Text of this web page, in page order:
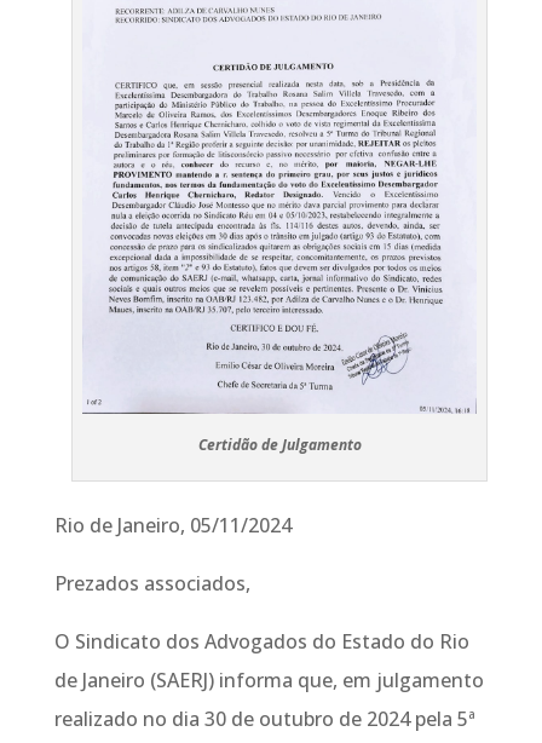
Certidão de Julgamento
Rio de Janeiro, 05/11/2024
Prezados associados,
O Sindicato dos Advogados do Estado do Rio
de Janeiro (SAERJ) informa que, em julgamento
realizado no dia 30 de outubro de 2024 pela 5ª